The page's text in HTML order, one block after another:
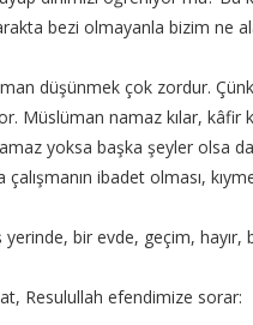
bezi olmayanla bizim ne
düşünmek çok zordur.
Müslüman namaz kılar, kâfir
yoksa başka şeyler olsa
ibadet olması,
yerinde, bir evde, geçim,
Resulullah efendimize sorar: